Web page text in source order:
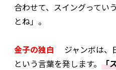
合わせて、スイングってい
とね」。
金子の独白 ジャンボは、
という言葉を発します。 「